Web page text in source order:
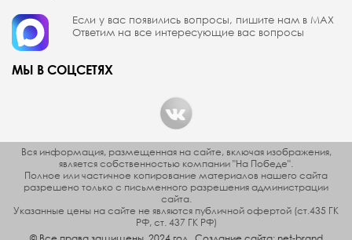
Если у вас появились вопросы, пишите нам в МАX
Ответим на все интересующие вас вопросы
МЫ В СОЦСЕТЯХ
Вся информация, размещенная на сайте, включая изображения,
является собственностью компании "На Победе".
Полное или частичное копирование материалов нашего сайта
разрешено только с письменного разрешения администрации
сайта.
Указанные цены на сайте не являются публичной офертой (ст.435 ГК
РФ, cт. 437 ГК РФ)